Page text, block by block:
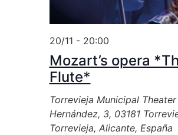
Mozart’s opera
Flute*
20/11 - 20:00
Torrevieja Municipal Theater
Hernández, 3, 03181
Torrevieja, Alicante, España